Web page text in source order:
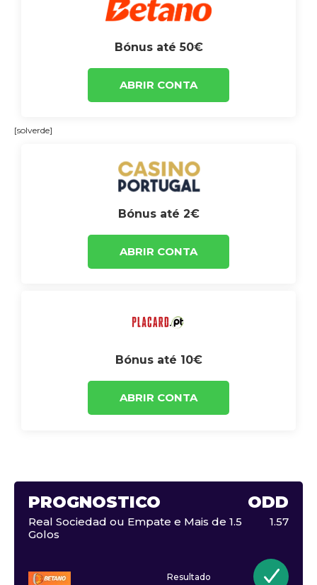
Bónus até 50€
ABRIR CONTA
[solverde]
Bónus até 2€
ABRIR CONTA
Bónus até 10€
ABRIR CONTA
PROGNÓSTICO ODD
Real Sociedad ou Empate e Mais de 1.5
Golos
1.57
Resultado